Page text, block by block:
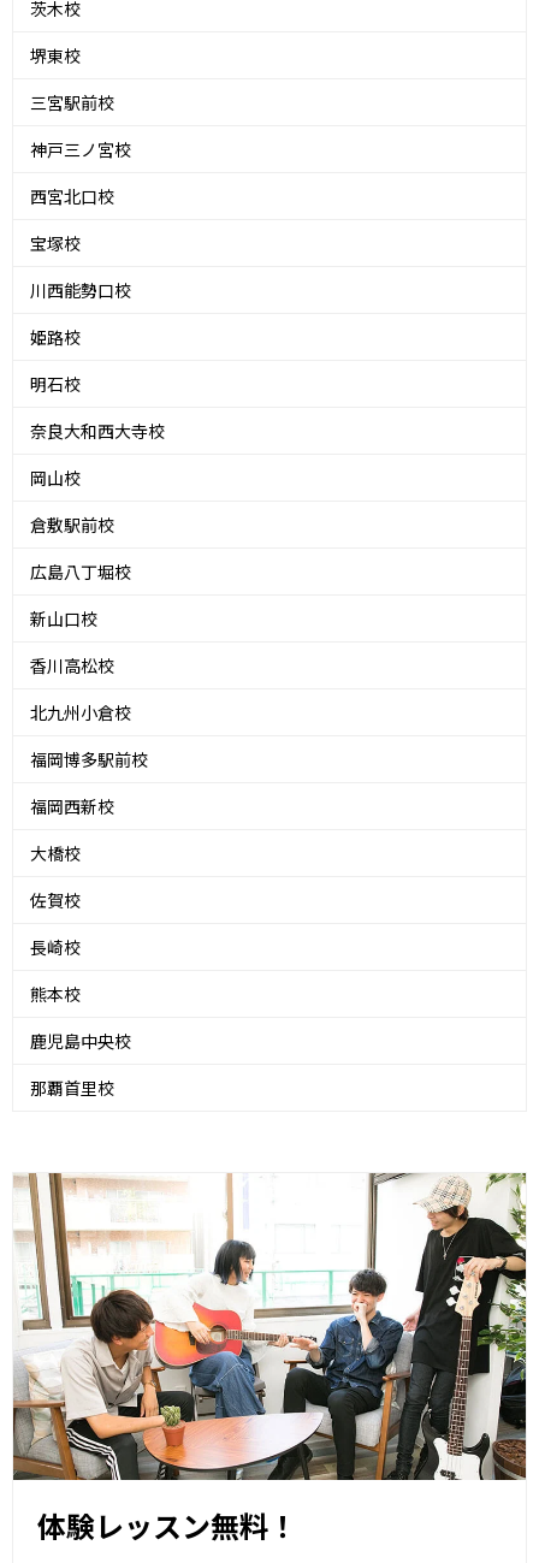
茨木校
堺東校
三宮駅前校
神戸三ノ宮校
西宮北口校
宝塚校
川西能勢口校
姫路校
明石校
奈良大和西大寺校
岡山校
倉敷駅前校
広島八丁堀校
新山口校
香川高松校
北九州小倉校
福岡博多駅前校
福岡西新校
大橋校
佐賀校
長崎校
熊本校
鹿児島中央校
那覇首里校
体験レッスン無料！